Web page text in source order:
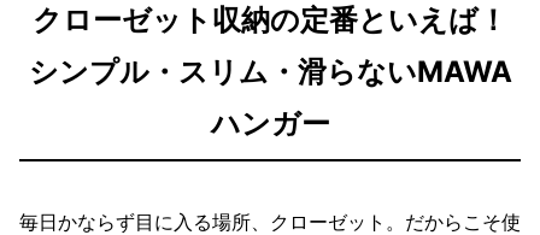
クローゼット収納の定番といえば！
シンプル・スリム・滑らないMAWA
ハンガー
毎日かならず目に入る場所、クローゼット。だからこそ使